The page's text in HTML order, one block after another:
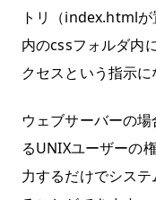
トリ（index.html
内のcssフォルダ内
クセスという指示に
ウェブサーバーの
るUNIXユーザーの
力するだけでシス